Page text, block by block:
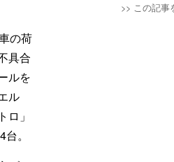
>> この記事
の荷
具合
ルを
ル
」
。